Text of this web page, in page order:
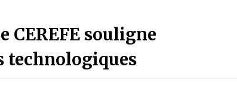
Quand on va vite
souligne
technologiques